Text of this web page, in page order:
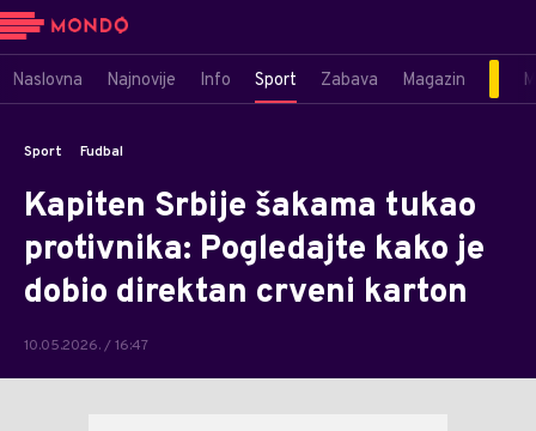
Naslovna Najnovije Info Sport Zabava Magazin
Sport Fudbal
Kapiten Srbije šakama tukao
protivnika: Pogledajte kako je
dobio direktan crveni karton
10.05.2026. / 16:47